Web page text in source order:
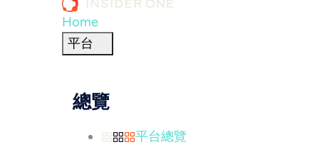
Home
平台
總覽
平台總覽